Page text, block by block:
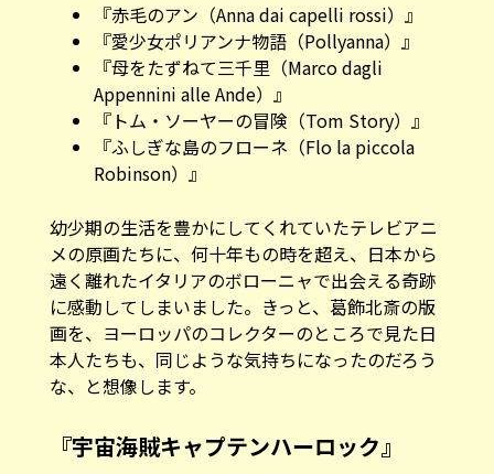
『赤毛のアン（Anna dai capelli rossi）』
『愛少女ポリアンナ物語（Pollyanna）』
『母をたずねて三千里（Marco dagli
Appennini alle Ande）』
『トム・ソーヤーの冒険（Tom Story）』
『ふしぎな島のフローネ（Flo la piccola
Robinson）』
幼少期の生活を豊かにしてくれていたテレビアニ
メの原画たちに、何十年もの時を超え、日本から
遠く離れたイタリアのボローニャで出会える奇跡
に感動してしまいました。きっと、葛飾北斎の版
画を、ヨーロッパのコレクターのところで見た日
本人たちも、同じような気持ちになったのだろう
な、と想像します。
『宇宙海賊キャプテンハーロック』